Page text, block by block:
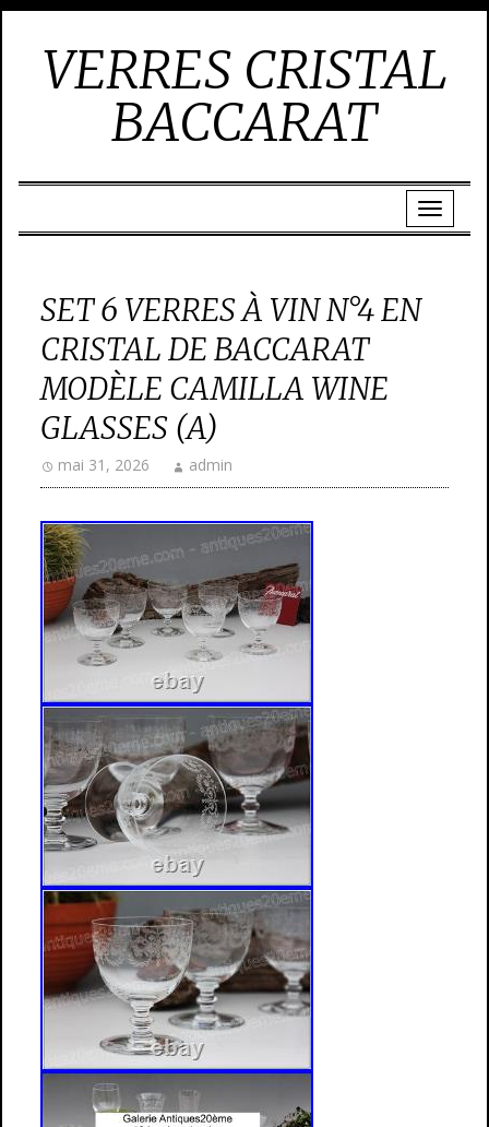
VERRES CRISTAL
BACCARAT
SET 6 VERRES À VIN N°4 EN
CRISTAL DE BACCARAT
MODÈLE CAMILLA WINE
GLASSES (A)
mai 31, 2026 admin